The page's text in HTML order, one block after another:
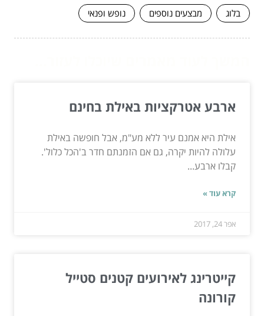
בלוג מבצעים נוספים נופש ופנאי
ארבע אטרקציות באילת בחינם
אילת היא אמנם עיר ללא מע"מ, אבל חופשה באילת
עלולה להיות יקרה, גם אם הזמנתם חדר ב'הכל כלול'.
קבלו ארבע...
קרא עוד »
אפר 24, 2017
קייטרינג לאירועים קטנים סטייל
קורונה